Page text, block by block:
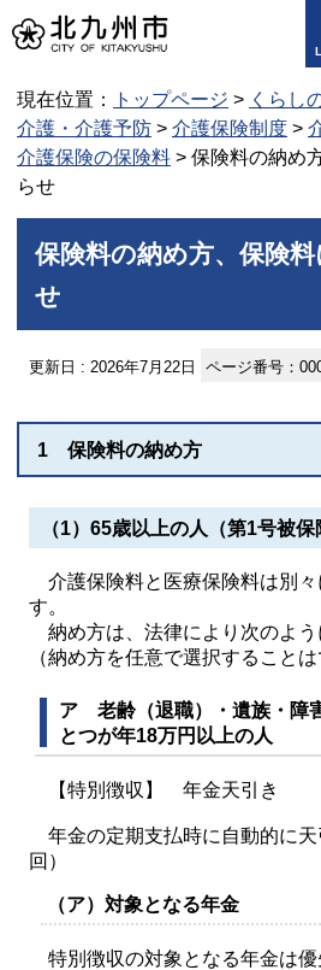
現在位置： トップページ > くらし
介護・介護予防 > 介護保険制度 >
介護保険の保険料 > 保険料の納め
らせ
保険料の納め方、保険
せ
更新日 : 2026年7月22日 ページ番号：
1 保険料の納め方
（1）65歳以上の人（第1号被保
介護保険料と医療保険料は別々
す。
納め方は、法律により次のよう
（納め方を任意で選択することは
ア 老齢（退職）・遺族・障
とつが年18万円以上の人
【特別徴収】 年金天引き
年金の定期支払時に自動的に
回）
（ア）対象となる年金
特別徴収の対象となる年金は優